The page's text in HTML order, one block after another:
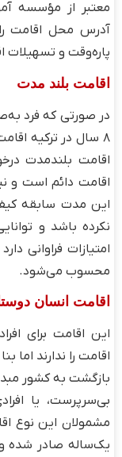
معتبر از مؤسسه
آدرس محل اقامت را
پاره‌وقت و تسهیلات
اقامت بلند مدت
در صورتی که فرد
۸ سال در ترکیه
اقامت بلندمدت
اقامت دائم است و
این مدت سابقه
نکرده باشد و
امتیازات فراوانی
محسوب می‌شود.
اقامت انسان
این اقامت برای
اقامت را ندارند اما
بازگشت به کشور
بی‌سرپرست، یا
مشمولان این نوع
یک‌ساله صادر شده